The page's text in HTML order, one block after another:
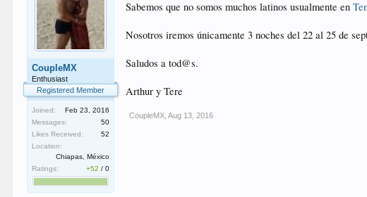
CoupleMX
Enthusiast
Registered Member
Joined:
Feb 23, 2016
Messages:
50
Likes Received:
52
Location:
Chiapas, México
Ratings:
+52 /0
Sabemos que no somos muchos latinos usualmente en
Nosotros iremos únicamente 3 noches del 22 al 25 de
Saludos a tod@s.
Arthur y Tere
CoupleMX Aug 13, 2016